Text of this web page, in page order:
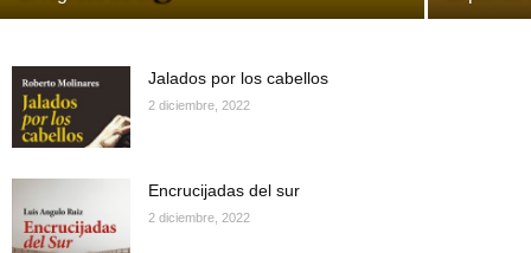
Jalados por los cabellos
2 diciembre, 2022
Encrucijadas del sur
2 diciembre, 2022